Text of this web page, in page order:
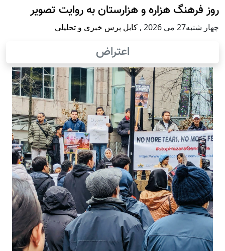
روز فرهنگ هزاره و هزارستان به روایت تصویر
چهار شنبه27 می 2026 , کابل پرس خبری و تحلیلی
اعتراض